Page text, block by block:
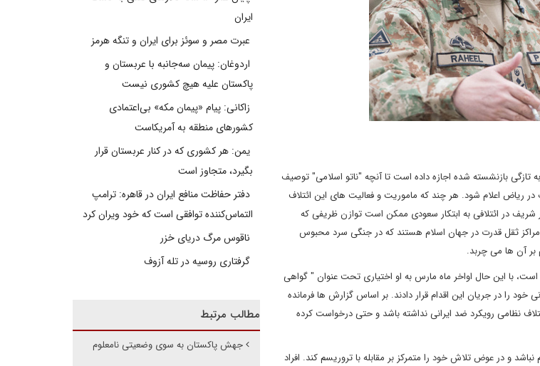
تازگی بازنشسته شده اجازه داده است تا آنچه "ناتو اسلامی" توصیف
ریاض اعلام شود. هر چند که ماموریت و فعالیت های این ائتلاف
در ائتلافی به ابتکار سعودی ممکن است توازن ظریفی که
ثقل قدرت در جهان اسلام هستند که در جنگی سرد محبوس
بر آن ها می چربد.
با این حال اواخر ماه مارس به او اختیاری تحت عنوان " گواهی
را در جریان این اقدام قرار دادند. بر اساس گزارش ها فرمانده
نظامی رویکرد ضد ایرانی نداشته باشد و حتی درخواست کرده
و در عوض تلاش خود را متمرکز بر مقابله با تروریسم کند. افراد
ایران
عبرت مصر و سوئز برای ایران و تنگه هرمز
اردوغان: پیمان سه‌جانبه با عربستان و
پاکستان علیه هیچ کشوری نیست
زاکانی: پیام «پیمان مکه» بی‌اعتمادی
کشورهای منطقه به آمریکاست
یمن: هر کشوری که در کنار عربستان قرار
بگیرد، متجاوز است
دفتر حفاظت منافع ایران در قاهره: ترامپ
التماس‌کننده توافقی است که خود ویران کرد
ناقوس مرگ دریای خزر
گرفتاری روسیه در تله آزوف
مطالب مرتبط
جهش پاکستان به سوی وضعیتی نامعلوم